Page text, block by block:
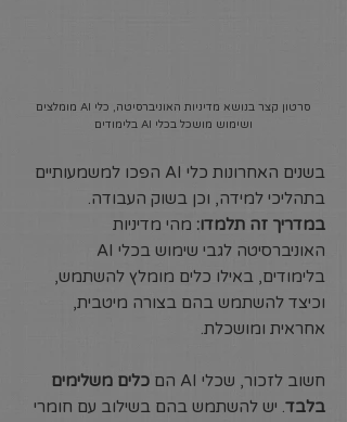
סרטון קצר בנושא מדיניות האוניברסיטה, כלי AI מומלצים
ושימוש מושכל בכלי AI בלימודים
בשנים האחרונות כלי AI הפכו למשמעותיים
בתהליכי למידה, וכן בשוק העבודה.
במדריך זה תלמדו: מהי מדיניות
האוניברסיטה לגבי שימוש בכלי AI
בלימודים, באילו כלים מומלץ להשתמש,
וכיצד להשתמש בהם בצורה מיטבית,
אחראית ומושכלת.
חשוב לזכור, שכלי AI הם
כלים משלימים
בלבד. יש להשתמש בהם בשילוב עם חומרי